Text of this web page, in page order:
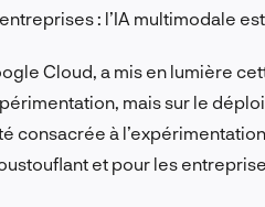
: l’IA multimodale
Cloud, a mis en lumière
mais sur le
consacrée à
et pour les